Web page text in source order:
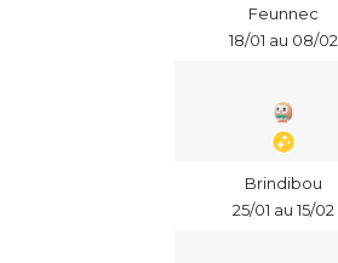
Feunnec
18/01 au 08/02
Brindibou
25/01 au 15/02